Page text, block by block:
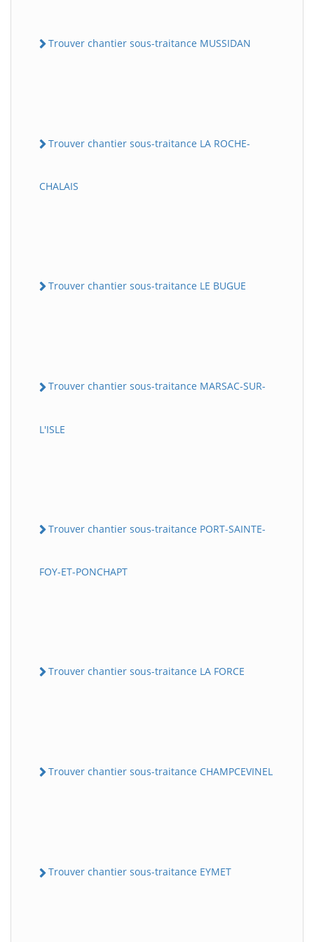
Trouver chantier sous-traitance MUSSIDAN
Trouver chantier sous-traitance LA ROCHE-
CHALAIS
Trouver chantier sous-traitance LE BUGUE
Trouver chantier sous-traitance MARSAC-SUR-
L'ISLE
Trouver chantier sous-traitance PORT-SAINTE-
FOY-ET-PONCHAPT
Trouver chantier sous-traitance LA FORCE
Trouver chantier sous-traitance CHAMPCEVINEL
Trouver chantier sous-traitance EYMET